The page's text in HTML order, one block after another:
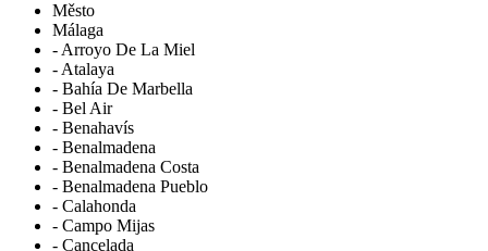
Město
Málaga
- Arroyo De La Miel
- Atalaya
- Bahía De Marbella
- Bel Air
- Benahavís
- Benalmadena
- Benalmadena Costa
- Benalmadena Pueblo
- Calahonda
- Campo Mijas
- Cancelada